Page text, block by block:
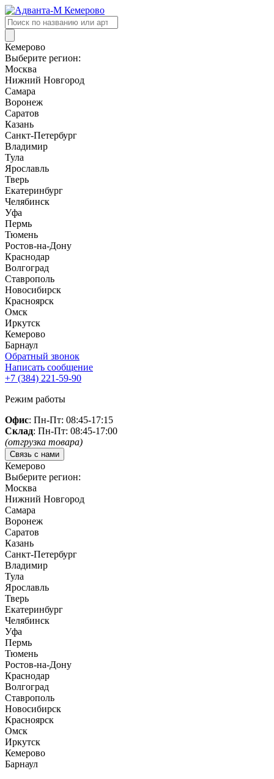
Поиск
товаров
Кемерово
Выберите регион:
Москва
Нижний Новгород
Самара
Воронеж
Саратов
Казань
Санкт-Петербург
Владимир
Тула
Ярославль
Тверь
Екатеринбург
Челябинск
Уфа
Пермь
Тюмень
Ростов-на-Дону
Краснодар
Волгоград
Ставрополь
Новосибирск
Красноярск
Омск
Иркутск
Кемерово
Барнаул
Обратный звонок
Написать сообщение
+7 (384) 221-59-90
Режим работы
Офис: Пн-Пт: 08:45-17:15
Склад: Пн-Пт: 08:45-17:00
(отгрузка товара)
Связь с нами
Кемерово
Выберите регион:
Москва
Нижний Новгород
Самара
Воронеж
Саратов
Казань
Санкт-Петербург
Владимир
Тула
Ярославль
Тверь
Екатеринбург
Челябинск
Уфа
Пермь
Тюмень
Ростов-на-Дону
Краснодар
Волгоград
Ставрополь
Новосибирск
Красноярск
Омск
Иркутск
Кемерово
Барнаул